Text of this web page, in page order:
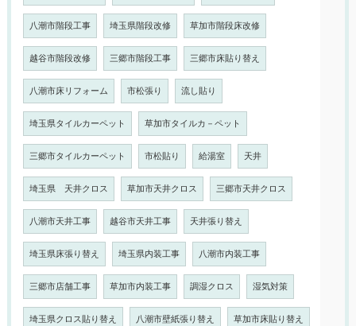
八潮市階段工事 埼玉県階段改修 草加市階段床改修
越谷市階段改修 三郷市階段工事 三郷市床貼り替え
八潮市床リフォーム 市松張り 流し貼り
埼玉県タイルカーペット 草加市タイルカ－ペット
三郷市タイルカーペット 市松貼り 給湯室 天井
埼玉県 天井クロス 草加市天井クロス 三郷市天井クロス
八潮市天井工事 越谷市天井工事 天井張り替え
埼玉県床張り替え 埼玉県内装工事 八潮市内装工事
三郷市店舗工事 草加市内装工事 調湿クロス 湿気対策
埼玉県クロス貼り替え 八潮市壁紙張り替え 草加市床貼り替え